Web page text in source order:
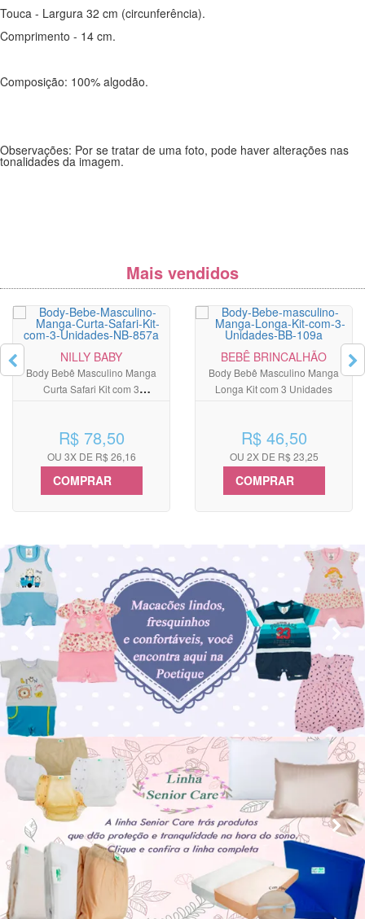
Touca - Largura 32 cm (circunferência).
Comprimento - 14 cm.
Composição: 100% algodão.
Observações: Por se tratar de uma foto, pode haver alterações nas
tonalidades da imagem.
Mais vendidos
NILLY BABY
Body Bebê Masculino Manga
Curta Safari Kit com 3
R$ 78,50
OU 3X DE R$ 26,16
COMPRAR
BEBÊ BRINCALHÃO
Body Bebê Masculino Manga
Longa Kit com 3 Unidades
R$ 46,50
OU 2X DE R$ 23,25
COMPRAR